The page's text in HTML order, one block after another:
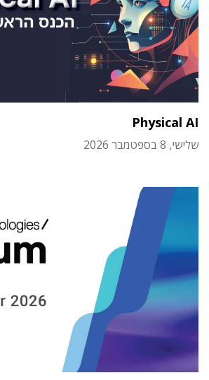
Physical AI
שלישי, 8 בספטמבר 2026